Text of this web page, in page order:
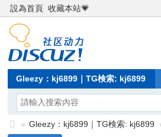
設為首頁 收藏本站💗
Gleezy：kj6899｜TG検索: kj6899
» Gleezy：kj6899｜TG検索: kj6899 ›